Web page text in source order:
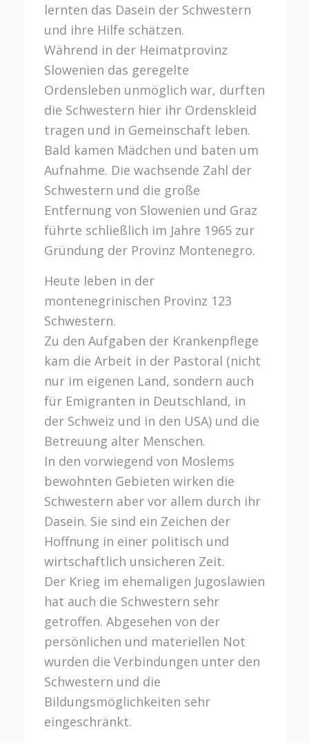
lernten das Dasein der Schwestern
und ihre Hilfe schätzen.
Während in der Heimatprovinz
Slowenien das geregelte
Ordensleben unmöglich war, durften
die Schwestern hier ihr Ordenskleid
tragen und in Gemeinschaft leben.
Bald kamen Mädchen und baten um
Aufnahme. Die wachsende Zahl der
Schwestern und die große
Entfernung von Slowenien und Graz
führte schließlich im Jahre 1965 zur
Gründung der Provinz Montenegro.
Heute leben in der
montenegrinischen Provinz 123
Schwestern.
Zu den Aufgaben der Krankenpflege
kam die Arbeit in der Pastoral (nicht
nur im eigenen Land, sondern auch
für Emigranten in Deutschland, in
der Schweiz und in den USA) und die
Betreuung alter Menschen.
In den vorwiegend von Moslems
bewohnten Gebieten wirken die
Schwestern aber vor allem durch ihr
Dasein. Sie sind ein Zeichen der
Hoffnung in einer politisch und
wirtschaftlich unsicheren Zeit.
Der Krieg im ehemaligen Jugoslawien
hat auch die Schwestern sehr
getroffen. Abgesehen von der
persönlichen und materiellen Not
wurden die Verbindungen unter den
Schwestern und die
Bildungsmöglichkeiten sehr
eingeschränkt.